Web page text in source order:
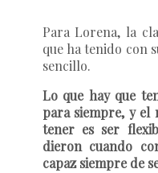
Para Lorena, la
que ha tenido con
sencillo.
Lo que hay que
para siempre, y el
tener es ser
dieron cuando
capaz siempre de